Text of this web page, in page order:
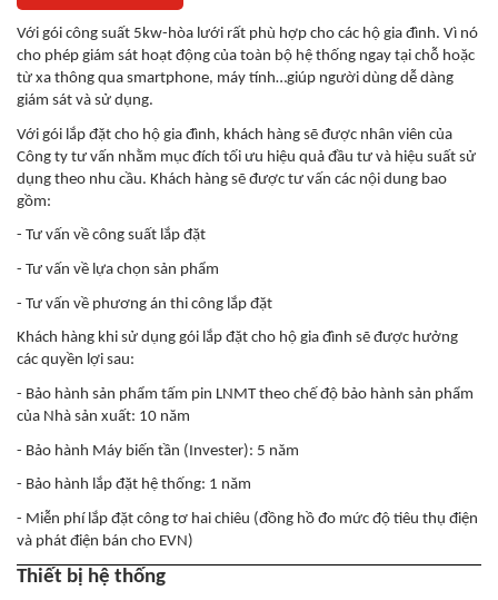
Với gói công suất 5kw-hòa lưới rất phù hợp cho các hộ gia đình. Vì nó
cho phép giám sát hoạt động của toàn bộ hệ thống ngay tại chỗ hoặc
từ xa thông qua smartphone, máy tính…giúp người dùng dễ dàng
giám sát và sử dụng.
Với gói lắp đặt cho hộ gia đình, khách hàng sẽ được nhân viên của
Công ty tư vấn nhằm mục đích tối ưu hiệu quả đầu tư và hiệu suất sử
dụng theo nhu cầu. Khách hàng sẽ được tư vấn các nội dung bao
gồm:
- Tư vấn về công suất lắp đặt
- Tư vấn về lựa chọn sản phẩm
- Tư vấn về phương án thi công lắp đặt
Khách hàng khi sử dụng gói lắp đặt cho hộ gia đình sẽ được hưởng
các quyền lợi sau:
- Bảo hành sản phẩm tấm pin LNMT theo chế độ bảo hành sản phẩm
của Nhà sản xuất: 10 năm
- Bảo hành Máy biến tần (Invester): 5 năm
- Bảo hành lắp đặt hệ thống: 1 năm
- Miễn phí lắp đặt công tơ hai chiêu (đồng hồ đo mức độ tiêu thụ điện
và phát điện bán cho EVN)
Thiết bị hệ thống